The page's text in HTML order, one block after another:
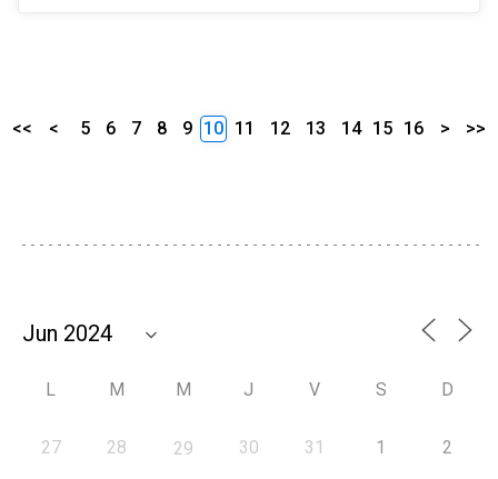
<< < 5 6 7 8 9 10 11 12 13 14 15 16 > >>
L M M J V S D
27 28 29 30 31 1 2